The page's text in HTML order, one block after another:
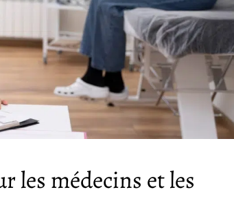
les médecins et les